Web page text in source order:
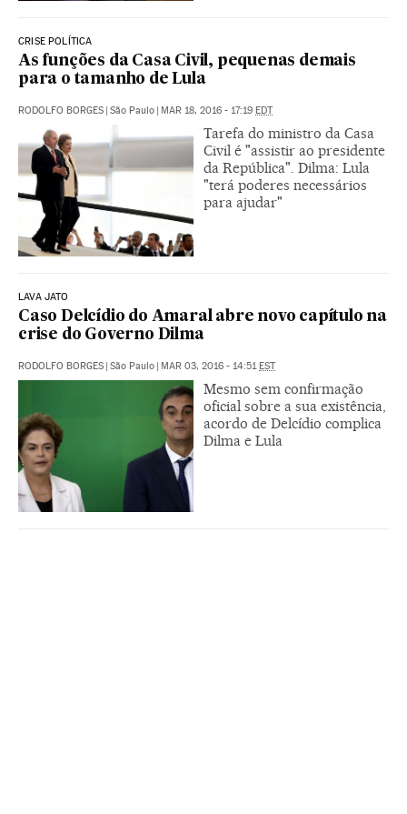
CRISE POLÍTICA
As funções da Casa Civil, pequenas demais
para o tamanho de Lula
RODOLFO BORGES | São Paulo | MAR 18, 2016 - 17:19 EDT
Tarefa do ministro da Casa
Civil é "assistir ao presidente
da República". Dilma: Lula
"terá poderes necessários
para ajudar"
LAVA JATO
Caso Delcídio do Amaral abre novo capítulo na
crise do Governo Dilma
RODOLFO BORGES | São Paulo | MAR 03, 2016 - 14:51EST
Mesmo sem confirmação
oficial sobre a sua existência,
acordo de Delcídio complica
Dilma e Lula